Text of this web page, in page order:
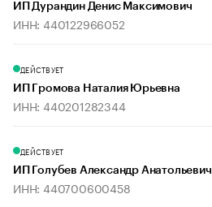
ИП Дурандин Денис Максимович
ИНН: 440122966052
ДЕЙСТВУЕТ
ИП Громова Наталия Юрьевна
ИНН: 440201282344
ДЕЙСТВУЕТ
ИП Голубев Александр Анатольевич
ИНН: 440700600458